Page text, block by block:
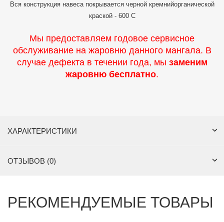
Вся конструкция навеса покрывается черной кремнийорганической
краской - 600 С
Мы предоставляем годовое сервисное
обслуживание на жаровню данного мангала. В
случае дефекта в течении года, мы заменим
жаровню бесплатно.
ХАРАКТЕРИСТИКИ
ОТЗЫВОВ (0)
РЕКОМЕНДУЕМЫЕ ТОВАРЫ